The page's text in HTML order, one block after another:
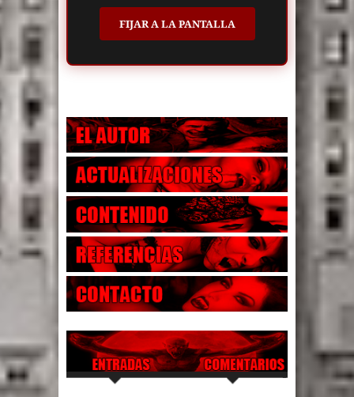
FIJAR A LA PANTALLA